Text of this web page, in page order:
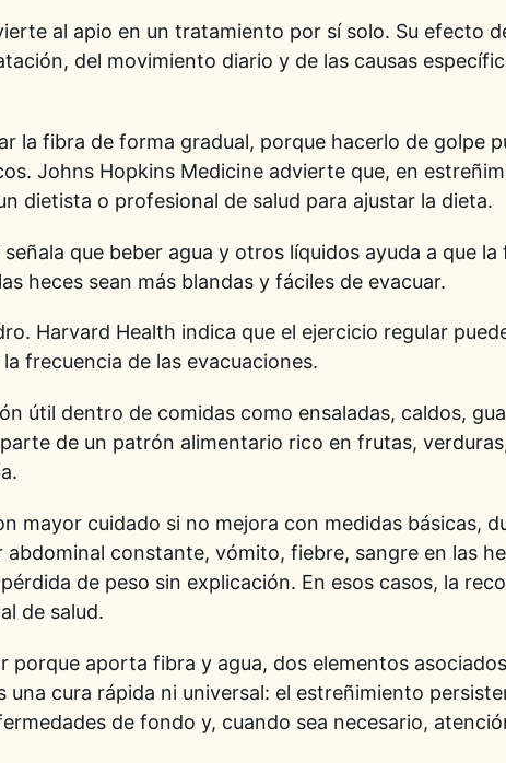
al apio en un tratamiento por sí solo. Su efecto
del movimiento diario y de las causas
la fibra de forma gradual, porque hacerlo de golpe
Johns Hopkins Medicine advierte que, en
dietista o profesional de salud para ajustar la dieta.
que beber agua y otros líquidos ayuda a que la
heces sean más blandas y fáciles de evacuar.
Harvard Health indica que el ejercicio regular
frecuencia de las evacuaciones.
útil dentro de comidas como ensaladas, caldos,
de un patrón alimentario rico en frutas,
mayor cuidado si no mejora con medidas básicas,
constante, vómito, fiebre, sangre en las
de peso sin explicación. En esos casos, la
de salud.
porque aporta fibra y agua, dos elementos
cura rápida ni universal: el estreñimiento
de fondo y, cuando sea necesario,